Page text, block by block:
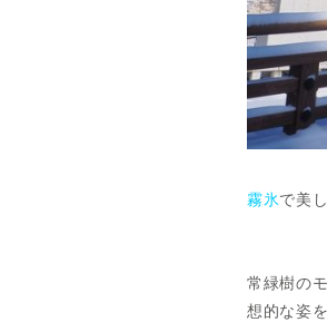
霧氷で美
常緑樹の
想的な姿